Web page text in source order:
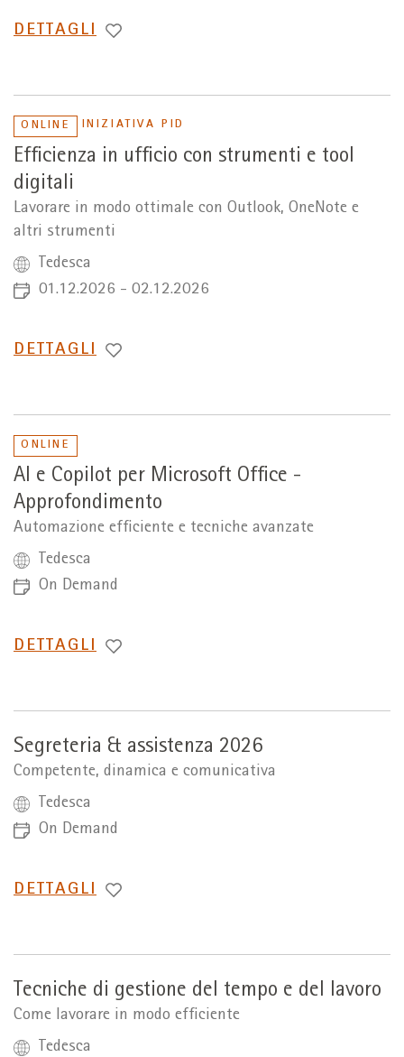
PASSA
DETTAGLI
ONLINE INIZIATIVA PID
Efficienza in ufficio con strumenti e tool
digitali
Lavorare in modo ottimale con Outlook, OneNote e
altri strumenti
Tedesca
01.12.2026 - 02.12.2026
PASSA
DETTAGLI
ONLINE
AI e Copilot per Microsoft Office -
Approfondimento
Automazione efficiente e tecniche avanzate
Tedesca
On Demand
PASSA
DETTAGLI
Segreteria & assistenza 2026
Competente, dinamica e comunicativa
Tedesca
On Demand
PASSA
DETTAGLI
Tecniche di gestione del tempo e del lavoro
Come lavorare in modo efficiente
Tedesca